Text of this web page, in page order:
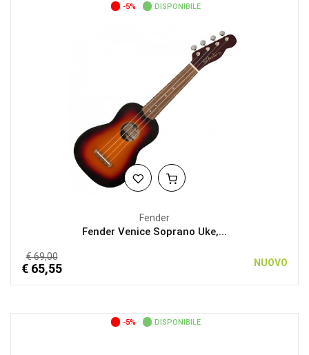
-5% DISPONIBILE
Fender
Fender Venice Soprano Uke,...
€ 69,00
€ 65,55 NUOVO
-5% DISPONIBILE